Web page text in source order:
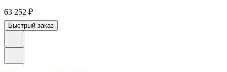
63 252 ₽
Быстрый заказ